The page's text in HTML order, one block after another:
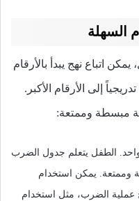
السهلة
اتباع نهج يبدأ بالأرقام
إلى الأرقام الأكبر.
مبسطة وممتعة:
الطفل يتعلم جدول الضرب
وممتعة. يمكن استخدام
عملية الضرب، مثل استخدام